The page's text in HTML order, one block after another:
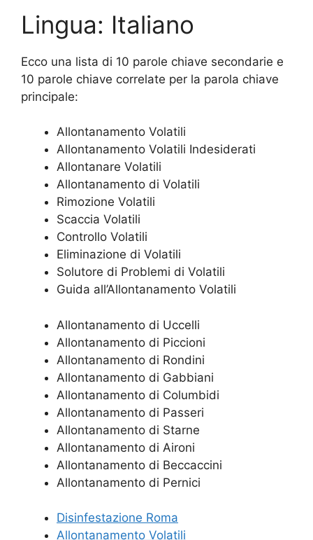
Lingua: Italiano
Ecco una lista di 10 parole chiave secondarie e
10 parole chiave correlate per la parola chiave
principale:
Allontanamento Volatili
Allontanamento Volatili Indesiderati
Allontanare Volatili
Allontanamento di Volatili
Rimozione Volatili
Scaccia Volatili
Controllo Volatili
Eliminazione di Volatili
Solutore di Problemi di Volatili
Guida all’Allontanamento Volatili
Allontanamento di Uccelli
Allontanamento di Piccioni
Allontanamento di Rondini
Allontanamento di Gabbiani
Allontanamento di Columbidi
Allontanamento di Passeri
Allontanamento di Starne
Allontanamento di Aironi
Allontanamento di Beccaccini
Allontanamento di Pernici
Disinfestazione Roma
Allontanamento Volatili